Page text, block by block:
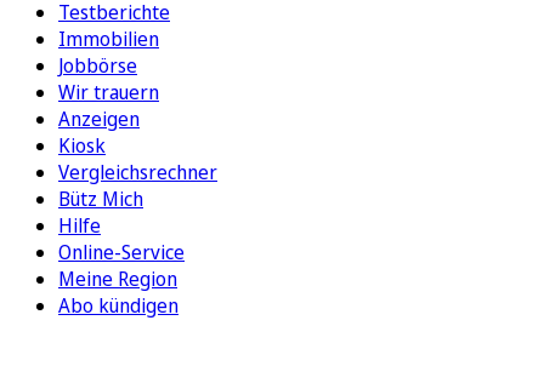
Testberichte
Immobilien
Jobbörse
Wir trauern
Anzeigen
Kiosk
Vergleichsrechner
Bütz Mich
Hilfe
Online-Service
Meine Region
Abo kündigen